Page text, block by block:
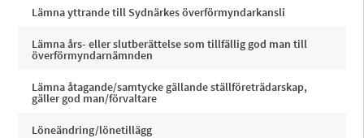
Lämna yttrande till Sydnärkes överförmyndarkansli
Lämna års- eller slutberättelse som tillfällig god man till
överförmyndarnämnden
Lämna åtagande/samtycke gällande ställföreträdarskap,
gäller god man/förvaltare
Löneändring/lönetillägg